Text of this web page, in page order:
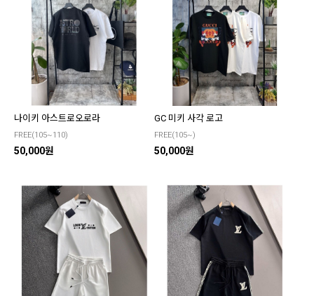
나이키 아스트로오로라
FREE(105~110)
50,000원
GC 미키 사각 로고
FREE(105~)
50,000원